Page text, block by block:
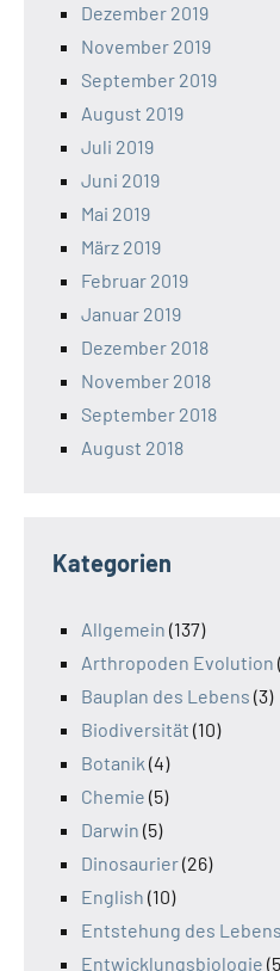
Dezember 2019
November 2019
September 2019
August 2019
Juli 2019
Juni 2019
Mai 2019
März 2019
Februar 2019
Januar 2019
Dezember 2018
November 2018
September 2018
August 2018
Kategorien
Allgemein (137)
Arthropoden Evolution
Bauplan des Lebens (3)
Biodiversität (10)
Botanik (4)
Chemie (5)
Darwin (5)
Dinosaurier(26)
English (10)
Entstehung des Lebens
Entwicklungsbiologie